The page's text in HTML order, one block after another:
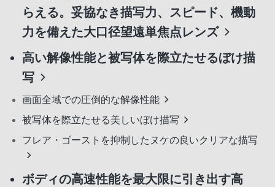
らえる。妥協なき描写力、スピード、機動
力を備えた大口径望遠単焦点レンズ
高い解像性能と被写体を際立たせるぼけ描
写
画面全域での圧倒的な解像性能
被写体を際立たせる美しいぼけ描写
フレア・ゴーストを抑制したヌケの良いクリアな描写
ボディの高速性能を最大限に引き出す高